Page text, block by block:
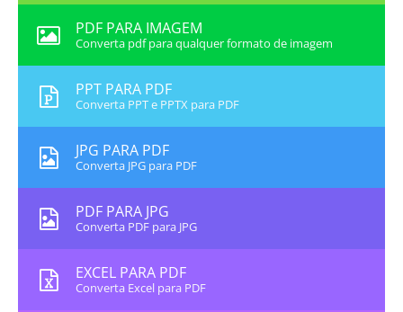
PDF PARA IMAGEM
Converta pdf para qualquer formato de imagem
PPT PARA PDF
Converta PPT e PPTX para PDF
JPG PARA PDF
Converta JPG para PDF
PDF PARA JPG
Converta PDF para JPG
EXCEL PARA PDF
Converta Excel para PDF